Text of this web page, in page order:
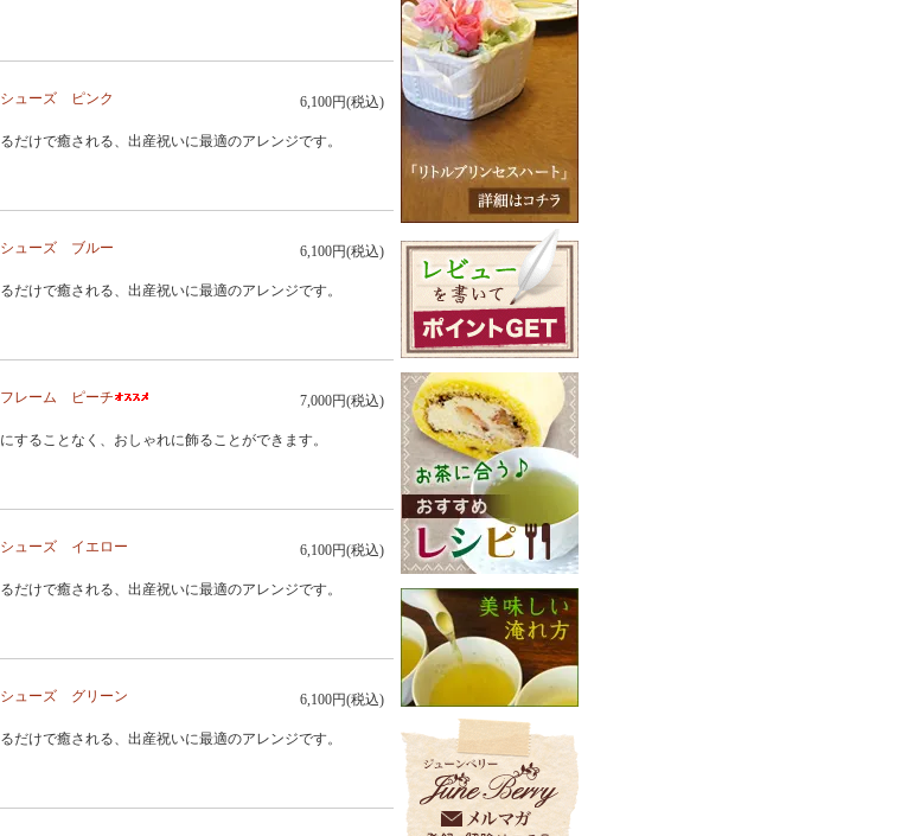
ューズ ピンク 6,100円(税込)
だけで癒される、出産祝いに最適のアレンジです。
ューズ ブルー 6,100円(税込)
だけで癒される、出産祝いに最適のアレンジです。
レーム ピーチ 7,000円(税込)
することなく、おしゃれに飾ることができます。
ューズ イエロー 6,100円(税込)
だけで癒される、出産祝いに最適のアレンジです。
ューズ グリーン 6,100円(税込)
だけで癒される、出産祝いに最適のアレンジです。